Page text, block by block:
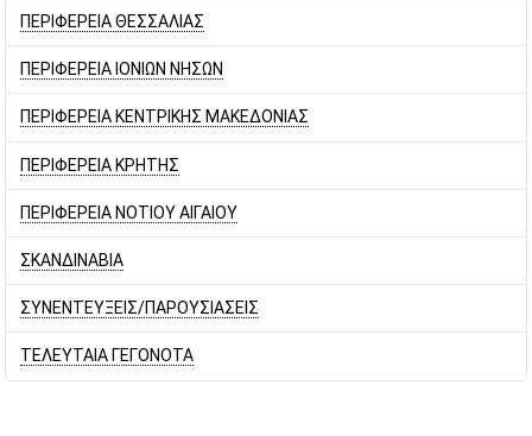
ΠΕΡΙΦΕΡΕΙΑ ΘΕΣΣΑΛΙΑΣ
ΠΕΡΙΦΕΡΕΙΑ ΙΟΝΙΩΝ ΝΗΣΩΝ
ΠΕΡΙΦΕΡΕΙΑ ΚΕΝΤΡΙΚΗΣ ΜΑΚΕΔΟΝΙΑΣ
ΠΕΡΙΦΕΡΕΙΑ ΚΡΗΤΗΣ
ΠΕΡΙΦΕΡΕΙΑ ΝΟΤΙΟΥ ΑΙΓΑΙΟΥ
ΣΚΑΝΔΙΝΑΒΙΑ
ΣΥΝΕΝΤΕΥΞΕΙΣ/ΠΑΡΟΥΣΙΑΣΕΙΣ
ΤΕΛΕΥΤΑΙΑ ΓΕΓΟΝΟΤΑ